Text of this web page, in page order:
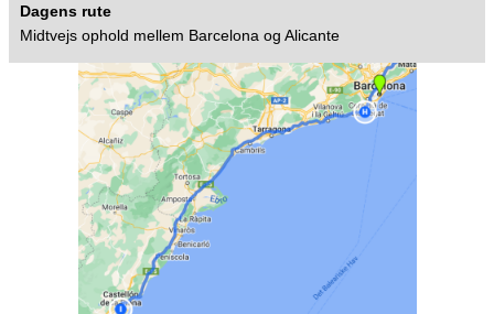
Dagens rute
Midtvejs ophold mellem Barcelona og Alicante